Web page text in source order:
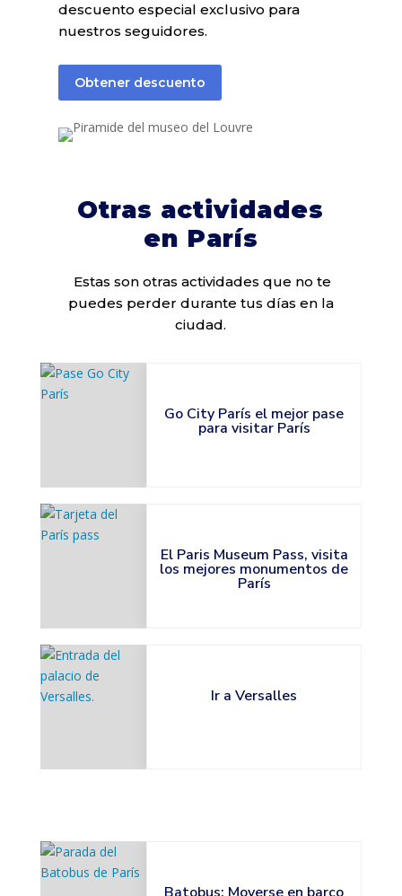
descuento especial exclusivo para
nuestros seguidores.
Obtener descuento
Otras actividades
en París
Estas son otras actividades que no te
puedes perder durante tus días en la
ciudad.
Go City París el mejor pase
para visitar París
El Paris Museum Pass, visita
los mejores monumentos de
París
Ir a Versalles